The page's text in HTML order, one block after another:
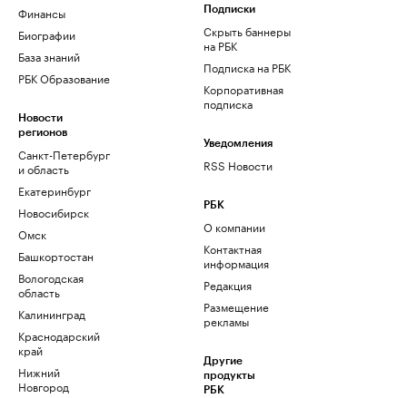
Финансы
Биографии
База знаний
РБК Образование
Новости
регионов
Санкт-Петербург
и область
Екатеринбург
Новосибирск
Омск
Башкортостан
Вологодская
область
Калининград
Краснодарский
край
Нижний
Новгород
Подписки
Скрыть баннеры
на РБК
Подписка на РБК
Корпоративная
подписка
Уведомления
RSS Новости
РБК
О компании
Контактная
информация
Редакция
Размещение
рекламы
Другие
продукты
РБК